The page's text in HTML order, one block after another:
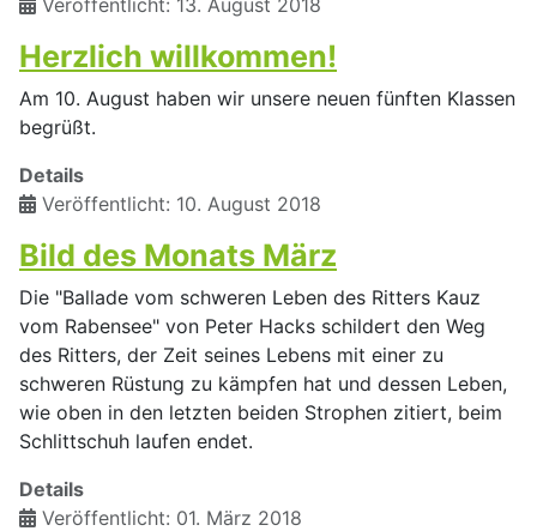
Herzlich willkommen!
Am 10. August haben wir unsere neuen fünften Klassen
begrüßt.
Details
Veröffentlicht: 10. August 2018
Bild des Monats März
Die "Ballade vom schweren Leben des Ritters Kauz
vom Rabensee" von Peter Hacks schildert den Weg
des Ritters, der Zeit seines Lebens mit einer zu
schweren Rüstung zu kämpfen hat und dessen Leben,
wie oben in den letzten beiden Strophen zitiert, beim
Schlittschuh laufen endet.
Details
Veröffentlicht: 01. März 2018